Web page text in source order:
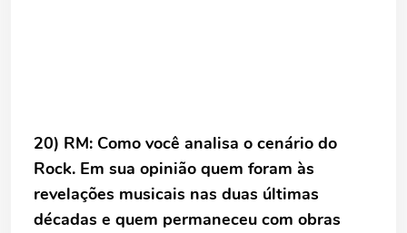
20) RM: Como você analisa o cenário do
Rock. Em sua opinião quem foram às
revelações musicais nas duas últimas
décadas e quem permaneceu com obras